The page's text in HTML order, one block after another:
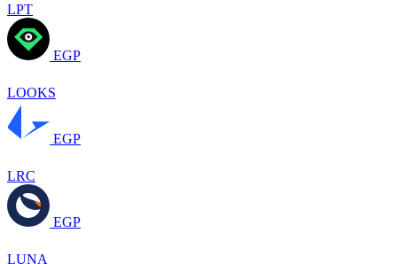
LPT
EGP
LOOKS
EGP
LRC
EGP
LUNA